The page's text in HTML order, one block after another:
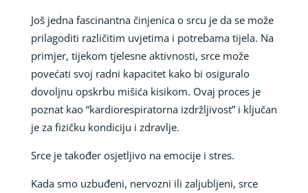
Još jedna fascinantna činjenica o srcu je da se može
prilagoditi različitim uvjetima i potrebama tijela. Na
primjer, tijekom tjelesne aktivnosti, srce može
povećati svoj radni kapacitet kako bi osiguralo
dovoljnu opskrbu mišića kisikom. Ovaj proces je
poznat kao “kardiorespiratorna izdržljivost” i ključan
je za fizičku kondiciju i zdravlje.
Srce je također osjetljivo na emocije i stres.
Kada smo uzbuđeni, nervozni ili zaljubljeni, srce